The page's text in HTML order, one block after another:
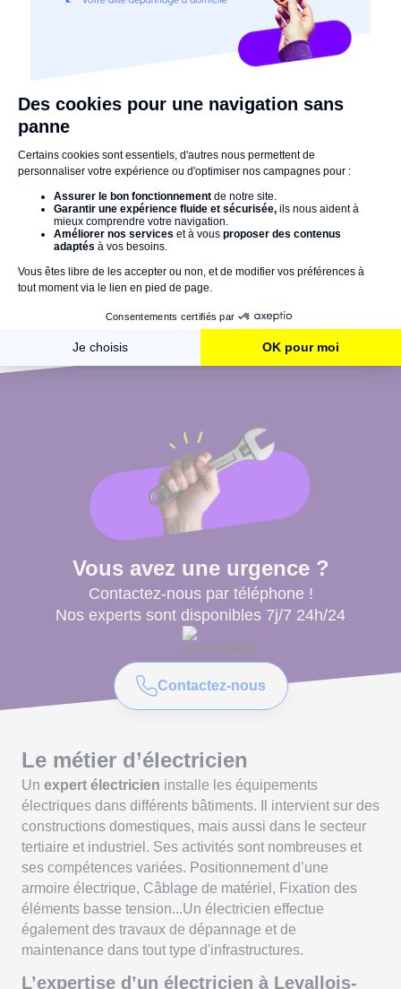
Ceux qui ont testé vous racontent
Vous avez une urgence ?
Contactez-nous par téléphone !
Nos experts sont disponibles 7j/7 24h/24
Contactez-nous
Le métier d’électricien
Un expert électricien installe les équipements
électriques dans différents bâtiments. Il intervient sur des
constructions domestiques, mais aussi dans le secteur
tertiaire et industriel. Ses activités sont nombreuses et
ses compétences variées. Positionnement d’une
armoire électrique, Câblage de matériel, Fixation des
éléments basse tension...Un électricien effectue
également des travaux de dépannage et de
maintenance dans tout type d'infrastructures.
L’expertise d’un électricien à Levallois-